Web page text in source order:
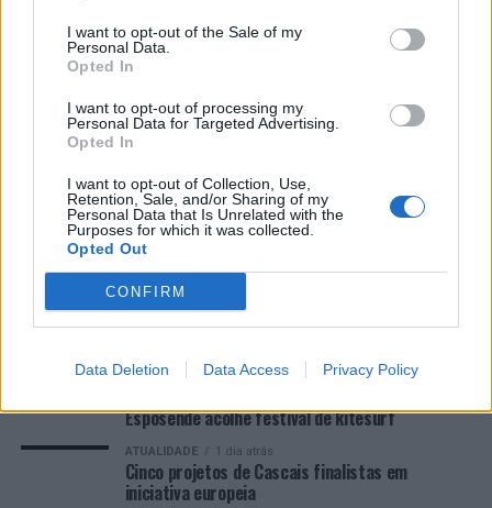
I want to opt-out of the Sale of my
Personal Data.
Opted In
I want to opt-out of processing my
Personal Data for Targeted Advertising.
Opted In
I want to opt-out of Collection, Use,
Retention, Sale, and/or Sharing of my
Personal Data that Is Unrelated with the
Purposes for which it was collected.
Opted Out
CONFIRM
Data Deletion Data Access Privacy Policy
Educação e Formação de Adultos na Escola de Tecnologia
e Gestão de Barcelos
Atelier Nuno Valentim vence concurso público de ideias
para reabilitar o bairro mais antigo do Porto
Ponta Delgada: José Andrade apresenta livro sobre as
comunidades açorianas da América do Norte
COMENTÁRIOS RECENTES
ÚLTIMAS DESTAQUE VIDEOS
Esposende acolhe festival de kitesurf
ATUALIDADE 1 dia atrás
Cinco projetos de Cascais finalistas em
iniciativa europeia